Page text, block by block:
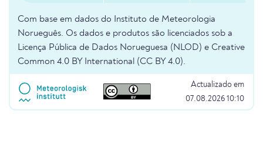
Com base em dados do Instituto de Meteorologia
Norueguês. Os dados e produtos são licenciados sob a
Licença Pública de Dados Norueguesa (NLOD) e Creative
Common 4.0 BY International (CC BY 4.0).
Actualizado em
07.08.2026 10:10